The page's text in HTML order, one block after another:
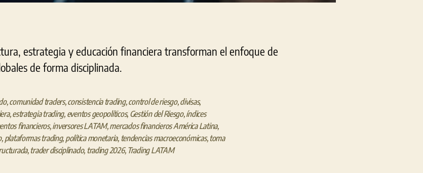
estrategia y educación financiera transforman el enfoque de
de forma disciplinada.
,comunidad traders,consistencia trading,control de riesgo,divisas,
,estrategia trading, eventos geopolíticos, Gestión del Riesgo,índices
financieros,inversores LATAM,mercados financieros América Latina,
, plataformas trading, política monetaria, tendencias macroeconómicas, toma
, trader disciplinado, trading 2026, Trading LATAM